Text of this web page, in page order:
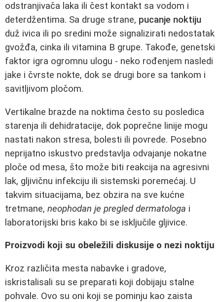
odstranjivača laka ili čest kontakt sa vodom i
deterdžentima. Sa druge strane, pucanje noktiju
duž ivica ili po sredini može signalizirati nedostatak
gvožđa, cinka ili vitamina B grupe. Takođe, genetski
faktor igra ogromnu ulogu - neko rođenjem nasledi
jake i čvrste nokte, dok se drugi bore sa tankom i
savitljivom pločom.
Vertikalne brazde na noktima često su posledica
starenja ili dehidratacije, dok poprečne linije mogu
nastati nakon stresa, bolesti ili povrede. Posebno
neprijatno iskustvo predstavlja odvajanje nokatne
ploče od mesa, što može biti reakcija na agresivni
lak, gljivičnu infekciju ili sistemski poremećaj. U
takvim situacijama, bez obzira na sve kućne
tretmane, neophodan je pregled dermatologa i
laboratorijski bris kako bi se isključile gljivice.
Proizvodi koji su obeležili diskusije o nezi noktiju
Kroz različita mesta nabavke i gradove,
iskristalisali su se preparati koji dobijaju stalne
pohvale. Ovo su oni koji se pominju kao zaista